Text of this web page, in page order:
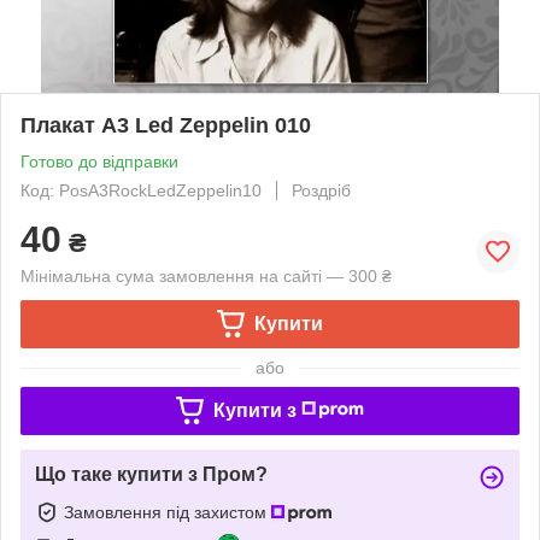
Плакат А3 Led Zeppelin 010
Готово до відправки
Код: PosА3RockLedZeppelin10
Роздріб
40 ₴
Мінімальна сума замовлення на сайті — 300 ₴
Купити
або
Купити з
Що таке купити з Пром?
Замовлення під захистом